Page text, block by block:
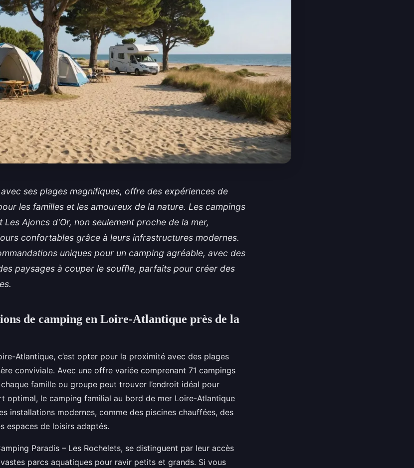
ses plages magnifiques, offre des expériences de
les familles et les amoureux de la nature. Les campings
Les Ajoncs d'Or, non seulement proche de la mer,
confortables grâce à leurs infrastructures modernes.
uniques pour un camping agréable, avec des
paysages à couper le souffle, parfaits pour créer des
de camping en Loire-Atlantique près de la
Atlantique, c’est opter pour la proximité avec des plages
conviviale. Avec une offre variée comprenant 71 campings
famille ou groupe peut trouver l’endroit idéal pour
optimal, le camping familial au bord de mer Loire-Atlantique
installations modernes, comme des piscines chauffées, des
espaces de loisirs adaptés.
Paradis – Les Rochelets, se distinguent par leur accès
parcs aquatiques pour ravir petits et grands. Si vous